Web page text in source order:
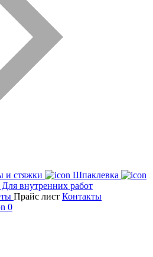
и стяжки
Шпаклевка
Для внутренних работ
Прайс лист Контакты
0